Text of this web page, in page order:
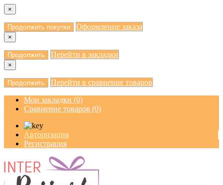
×
Продолжить покупки Оформление заказа
×
Продолжить Перейти в закладки
×
Продолжить Перейти в сравнение товаров
Мои закладки (0)
Сравнение товаров (0)
Авторизация
Регистрация